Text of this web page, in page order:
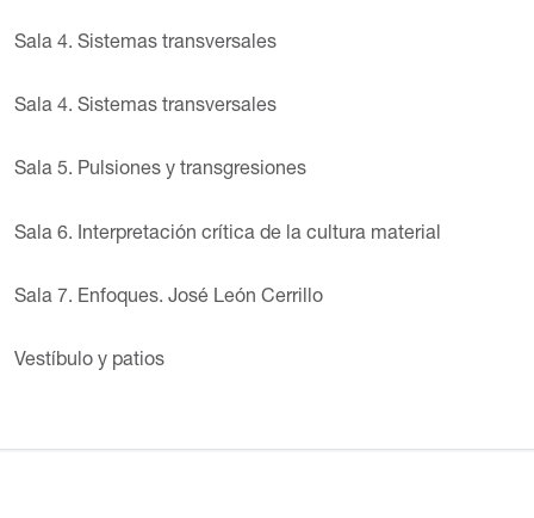
Sala 4. Sistemas transversales
Sala 4. Sistemas transversales
Sala 5. Pulsiones y transgresiones
Sala 6. Interpretación crítica de la cultura material
Sala 7. Enfoques. José León Cerrillo
Vestíbulo y patios